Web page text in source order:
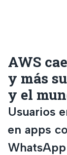
AWS
y más
y el
Usuarios
en apps